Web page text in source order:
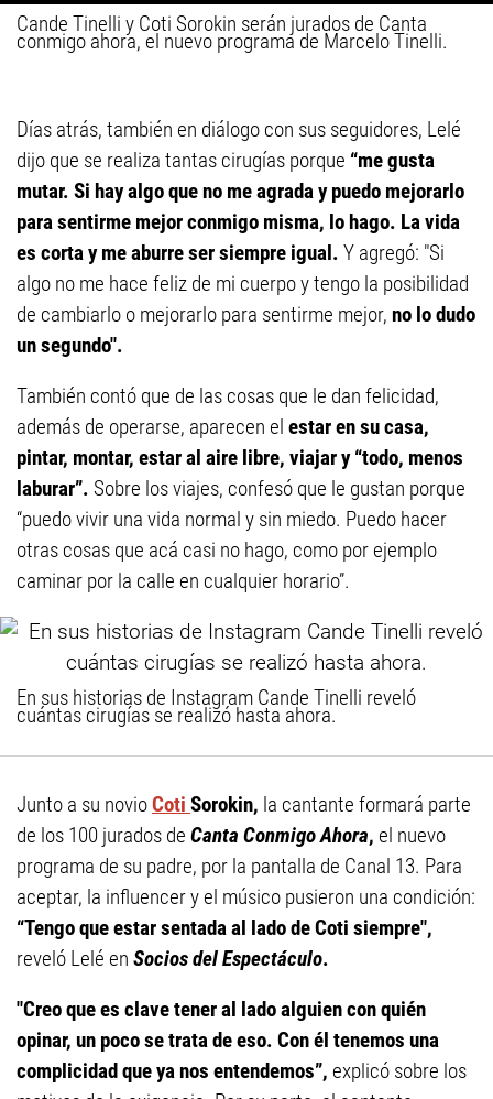
Cande Tinelli y Coti Sorokin serán jurados de Canta
conmigo ahora, el nuevo programa de Marcelo Tinelli.
Días atrás, también en diálogo con sus seguidores, Lelé
dijo que se realiza tantas cirugías porque “me gusta
mutar. Si hay algo que no me agrada y puedo mejorarlo
para sentirme mejor conmigo misma, lo hago. La vida
es corta y me aburre ser siempre igual. Y agregó: "Si
algo no me hace feliz de mi cuerpo y tengo la posibilidad
de cambiarlo o mejorarlo para sentirme mejor, no lo dudo
un segundo".
También contó que de las cosas que le dan felicidad,
además de operarse, aparecen el estar en su casa,
pintar, montar, estar al aire libre, viajar y “todo, menos
laburar”. Sobre los viajes, confesó que le gustan porque
“puedo vivir una vida normal y sin miedo. Puedo hacer
otras cosas que acá casi no hago, como por ejemplo
caminar por la calle en cualquier horario”.
En sus historias de Instagram Cande Tinelli reveló
cuántas cirugías se realizó hasta ahora.
Junto a su novioCoti Sorokin, la cantante formará parte
de los 100 jurados de Canta Conmigo Ahora, el nuevo
programa de su padre, por la pantalla de Canal 13. Para
aceptar, la influencer y el músico pusieron una condición:
“Tengo que estar sentada al lado de Coti siempre",
reveló Lelé en Socios del Espectáculo.
"Creo que es clave tener al lado alguien con quién
opinar, un poco se trata de eso. Con él tenemos una
complicidad que ya nos entendemos”, explicó sobre los